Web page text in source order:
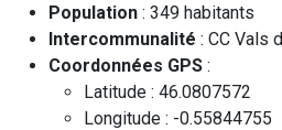
Population : 349 habitants
Intercommunalité : CC Vals
Coordonnées GPS :
Latitude : 46.0807572
Longitude : -0.55844755